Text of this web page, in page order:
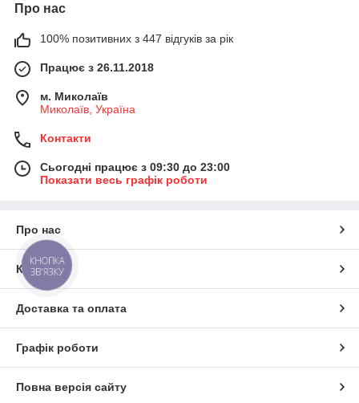
Про нас
100% позитивних з 447 відгуків за рік
Працює з 26.11.2018
м. Миколаїв
Миколаїв, Україна
Контакти
Сьогодні працює з 09:30 до 23:00
Показати весь графік роботи
Про нас
Контакти
Доставка та оплата
Графік роботи
Повна версія сайту
КНОПКА
ЗВ'ЯЗКУ